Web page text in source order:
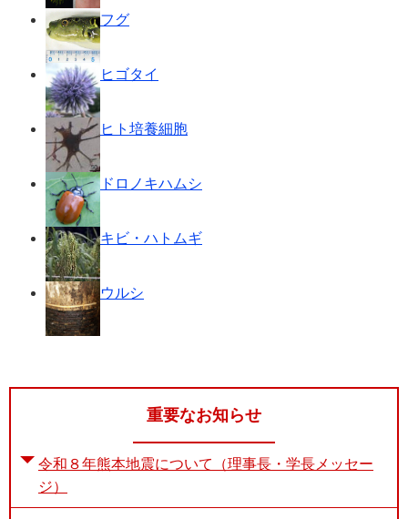
フグ
ヒゴタイ
ヒト培養細胞
ドロノキハムシ
キビ・ハトムギ
ウルシ
重要なお知らせ
令和８年熊本地震について（理事長・学長メッセー
ジ）